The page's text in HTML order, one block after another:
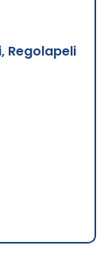
Regolapeli